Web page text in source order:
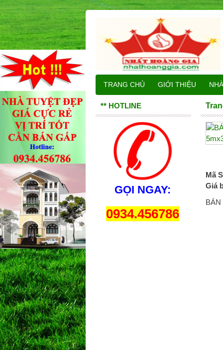
Mã
Giá
** HOTLINE
GỌI NGAY:
0934.456786
TRANG CHỦ GIỚI THIỆU